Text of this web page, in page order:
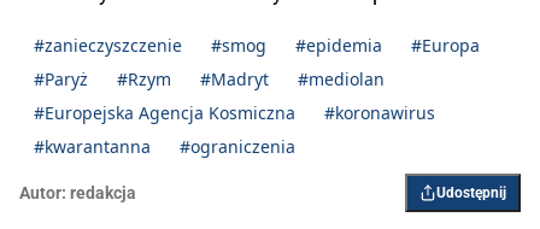
#zanieczyszczenie #smog #epidemia
#Europa
#Paryż
#Rzym #Madryt
#mediolan
#Europejska Agencja Kosmiczna
#koronawirus
#kwarantanna
#ograniczenia
Autor: redakcja Udostępnij